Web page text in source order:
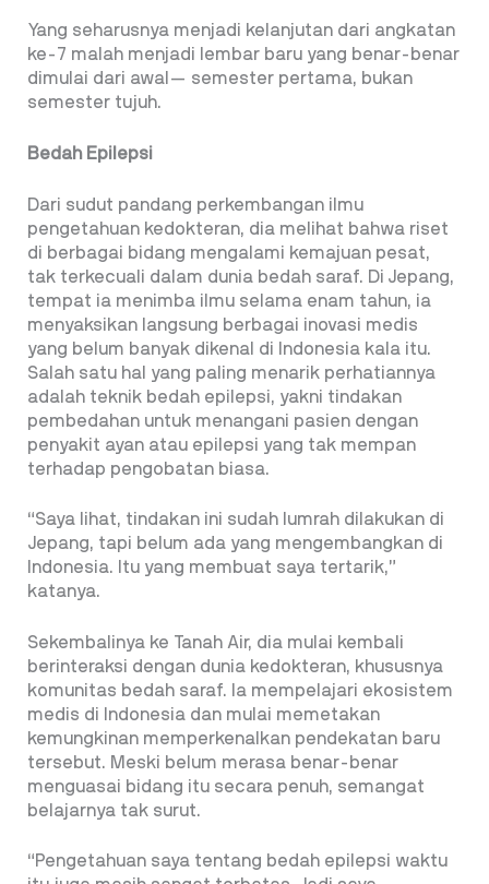
Yang seharusnya menjadi kelanjutan dari angkatan
ke-7 malah menjadi lembar baru yang benar-benar
dimulai dari awal— semester pertama, bukan
semester tujuh.
Bedah Epilepsi
Dari sudut pandang perkembangan ilmu
pengetahuan kedokteran, dia melihat bahwa riset
di berbagai bidang mengalami kemajuan pesat,
tak terkecuali dalam dunia bedah saraf. Di Jepang,
tempat ia menimba ilmu selama enam tahun, ia
menyaksikan langsung berbagai inovasi medis
yang belum banyak dikenal di Indonesia kala itu.
Salah satu hal yang paling menarik perhatiannya
adalah teknik bedah epilepsi, yakni tindakan
pembedahan untuk menangani pasien dengan
penyakit ayan atau epilepsi yang tak mempan
terhadap pengobatan biasa.
“Saya lihat, tindakan ini sudah lumrah dilakukan di
Jepang, tapi belum ada yang mengembangkan di
Indonesia. Itu yang membuat saya tertarik,”
katanya.
Sekembalinya ke Tanah Air, dia mulai kembali
berinteraksi dengan dunia kedokteran, khususnya
komunitas bedah saraf. Ia mempelajari ekosistem
medis di Indonesia dan mulai memetakan
kemungkinan memperkenalkan pendekatan baru
tersebut. Meski belum merasa benar-benar
menguasai bidang itu secara penuh, semangat
belajarnya tak surut.
“Pengetahuan saya tentang bedah epilepsi waktu